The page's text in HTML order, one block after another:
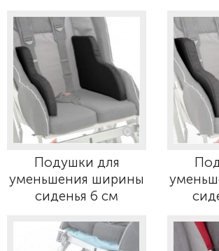
Подушки для
уменьшения ширины
сиденья 6 см